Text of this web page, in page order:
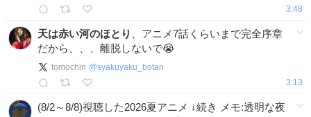
3:48
天は赤い河のほとり
、アニメ7話くらいまで完全序章
だから、、、離脱しないで😭
tomochin @syakuyaku_botan
3:13
(8/2～8/8)視聴した2026夏アニメ ↓続き メモ:透明な夜